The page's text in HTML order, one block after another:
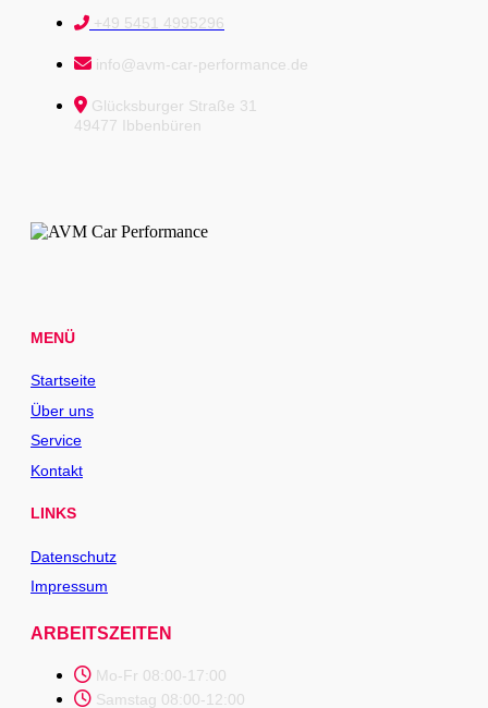
+49 5451 4995296
info@avm-car-performance.de
Glücksburger Straße 31
49477 Ibbenbüren
MENÜ
Startseite
Über uns
Service
Kontakt
LINKS
Datenschutz
Impressum
ARBEITSZEITEN
Mo-Fr 08:00-17:00
Samstag 08:00-12:00